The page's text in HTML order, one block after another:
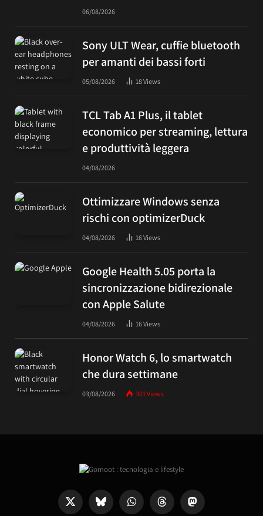
06/08/2026
Sony ULT Wear, cuffie bluetooth
per amanti dei bassi forti
05/08/2026 18Views
TCL Tab A1 Plus, il tablet
economico per streaming, lettura
e produttività leggera
04/08/2026
Ottimizzare Windows senza
rischi con optimizerDuck
04/08/2026 16Views
Google Health 5.05 porta la
sincronizzazione bidirezionale
con Apple Salute
04/08/2026 16Views
Honor Watch 6, lo smartwatch
che dura settimane
03/08/2026 301 Views
X
Bluesky WhatsAppThreads Mastodon